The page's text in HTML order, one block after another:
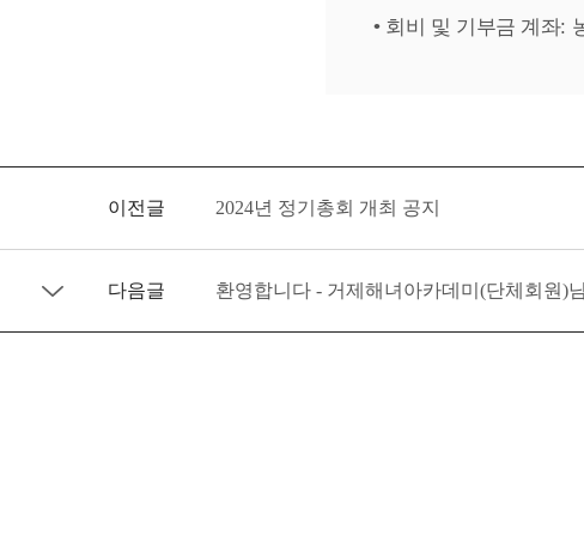
• 회비 및 기부금 계좌:
이전글 2024년 정기총회 개최 공지
다음글 환영합니다 - 거제해녀아카데미(단체회원)님